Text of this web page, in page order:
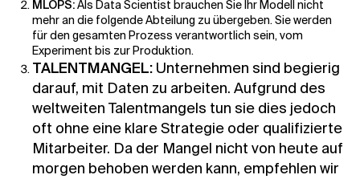
MLOPS:Als Data Scientist brauchen Sie Ihr Modell nicht
mehr an die folgende Abteilung zu übergeben. Sie werden
für den gesamten Prozess verantwortlich sein, vom
Experiment bis zur Produktion.
TALENTMANGEL: Unternehmen sind begierig
darauf, mit Daten zu arbeiten. Aufgrund des
weltweiten Talentmangels tun sie dies jedoch
oft ohne eine klare Strategie oder qualifizierte
Mitarbeiter. Da der Mangel nicht von heute auf
morgen behoben werden kann, empfehlen wir